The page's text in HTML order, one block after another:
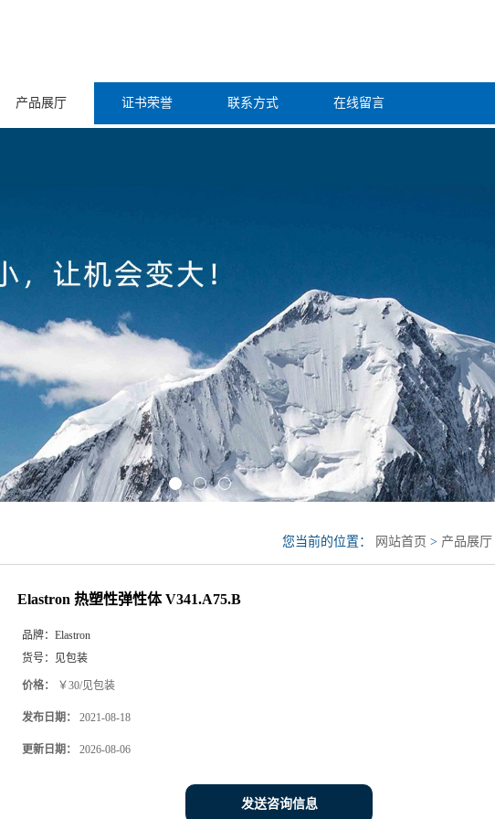
产品展厅 证书荣誉 联系方式 在线留言
您当前的位置： 网站首页 > 产品展厅
Elastron 热塑性弹性体 V341.A75.B
品牌： Elastron
货号：
见包装
价格： ￥30/见包装
发布日期： 2021-08-18
更新日期： 2026-08-06
发送咨询信息